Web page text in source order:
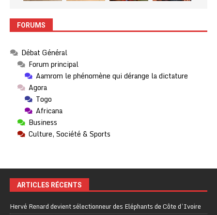
FORUMS
Débat Général
Forum principal
Aamrom le phénomène qui dérange la dictature
Agora
Togo
Africana
Business
Culture, Société & Sports
ARTICLES RÉCENTS
Hervé Renard devient sélectionneur des Eléphants de Côte d’Ivoire